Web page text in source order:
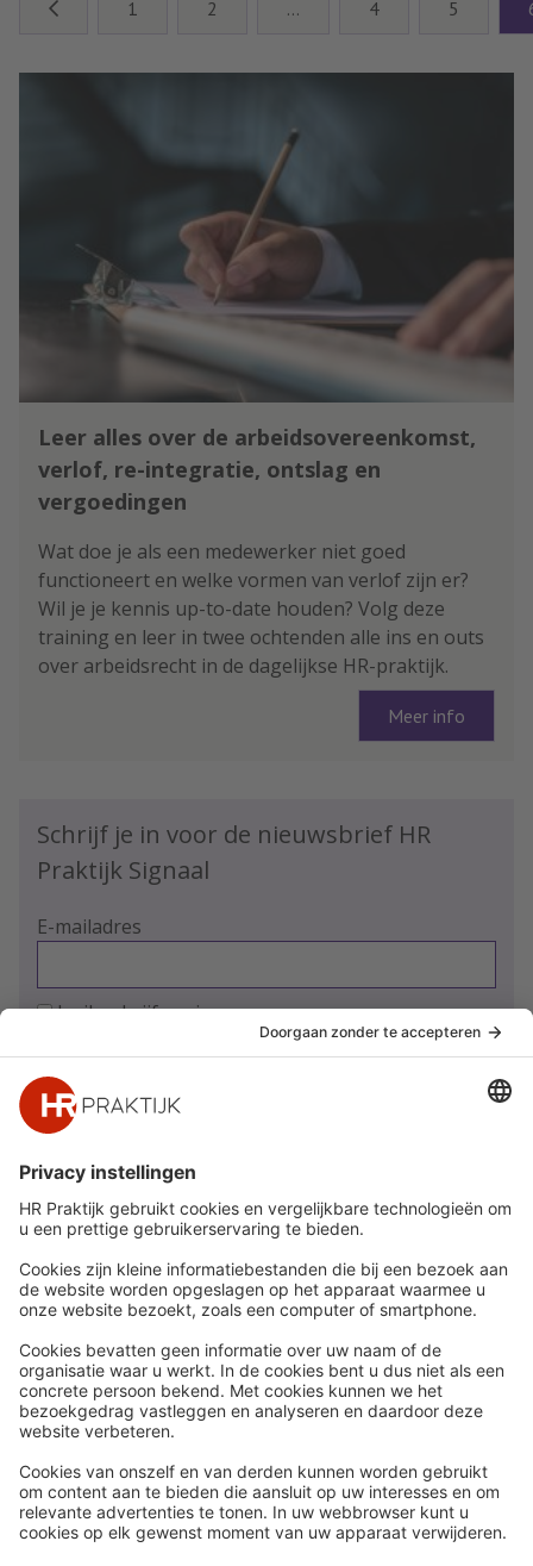
bekend, zo bevestigen ingewijden
na berichtgeving van RTL Nieuws.
1 2 … 4 5
Leer alles over de arbeidsovereenkomst,
verlof, re-integratie, ontslag en
vergoedingen
Wat doe je als een medewerker niet goed
functioneert en welke vormen van verlof zijn er?
Wil je je kennis up-to-date houden? Volg deze
training en leer in twee ochtenden alle ins en outs
over arbeidsrecht in de dagelijkse HR-praktijk.
Meer info
Schrijf je in voor de nieuwsbrief HR
Praktijk Signaal
E-mailadres
Ja, ik schrijf me in
Snel naar
Nieuws
Whitepapers
Webinars
Word lid
Contact
Meer
HR Academy
HR Podcast
CHRO
HR Day
Volg Ons